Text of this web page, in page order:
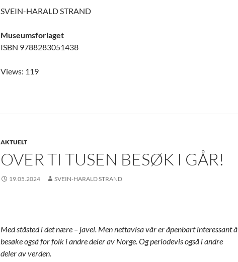
SVEIN-HARALD STRAND
Museumsforlaget
ISBN 9788283051438
Views: 119
AKTUELT
OVER TI TUSEN BESØK I GÅR!
19.05.2024 SVEIN-HARALD STRAND
Med ståsted i det nære – javel. Men nettavisa vår er åpenbart interessant å
besøke også for folk i andre deler av Norge. Og periodevis også i andre
deler av verden.